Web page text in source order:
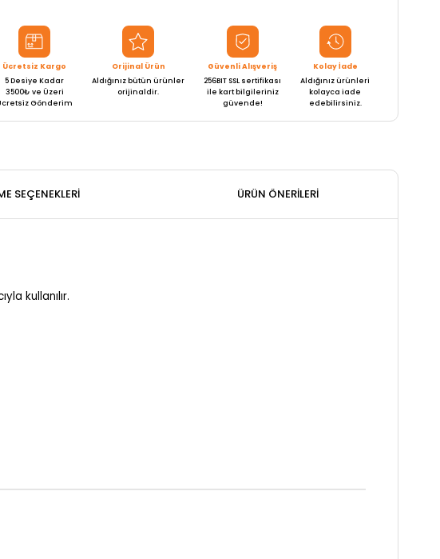
Ücretsiz Kargo
5 Desiye Kadar
3500₺ ve Üzeri
Gönderim
Orijinal Ürün
Aldığınız bütün ürünler
orijinaldir.
Güvenli Alışveriş
256BIT SSL sertifikası
ile kart bilgileriniz
güvende!
Kolay İade
Aldığınız ürünleri
kolayca iade
edebilirsiniz.
SEÇENEKLERI ÜRÜN ÖNERILERI
kullanılır.